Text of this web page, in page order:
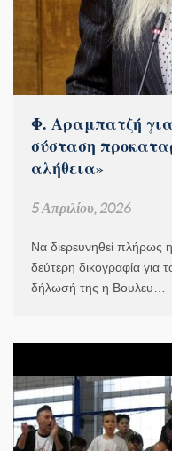
Φ. Αραμπατζή
σύσταση
αλήθεια»
5 Απριλίου, 2026
Να διερευνηθεί
δεύτερη δικογραφία
δήλωσή της η Βουλευ…